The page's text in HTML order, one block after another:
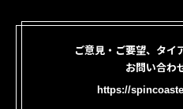
ご意見・ご要望、タイ
お問い合わ
https://